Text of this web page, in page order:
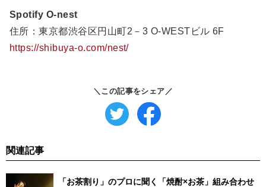
Spotify O-nest
住所：東京都渋谷区円山町2－3 O-WESTビル 6F
https://shibuya-o.com/nest/
＼この記事をシェア／
関連記事
「お茶割り」のプロに聞く「焼酎×お茶」組み合わせ